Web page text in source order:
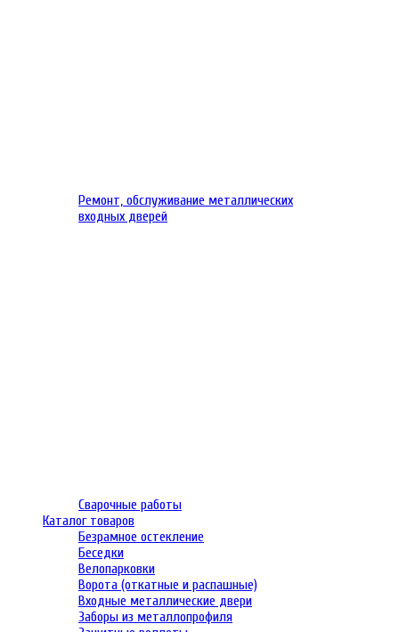
Ремонт, обслуживание металлических
входных дверей
Сварочные работы
Каталог товаров
Безрамное остекление
Беседки
Велопарковки
Ворота (откатные и распашные)
Входные металлические двери
Заборы из металлопрофиля